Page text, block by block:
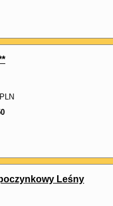
PLN
Leśny